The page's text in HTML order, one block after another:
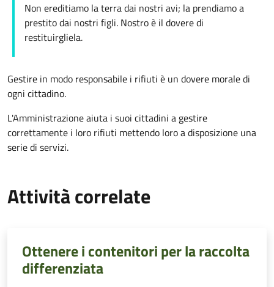
Non ereditiamo la terra dai nostri avi; la prendiamo a
prestito dai nostri figli. Nostro è il dovere di
restituirgliela.
Gestire in modo responsabile i rifiuti è un dovere morale di
ogni cittadino.
L'Amministrazione aiuta i suoi cittadini a gestire
correttamente i loro rifiuti mettendo loro a disposizione una
serie di servizi.
Attività correlate
Ottenere i contenitori per la raccolta
differenziata